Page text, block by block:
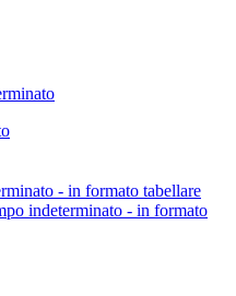
- in formato tabellare
indeterminato - in formato